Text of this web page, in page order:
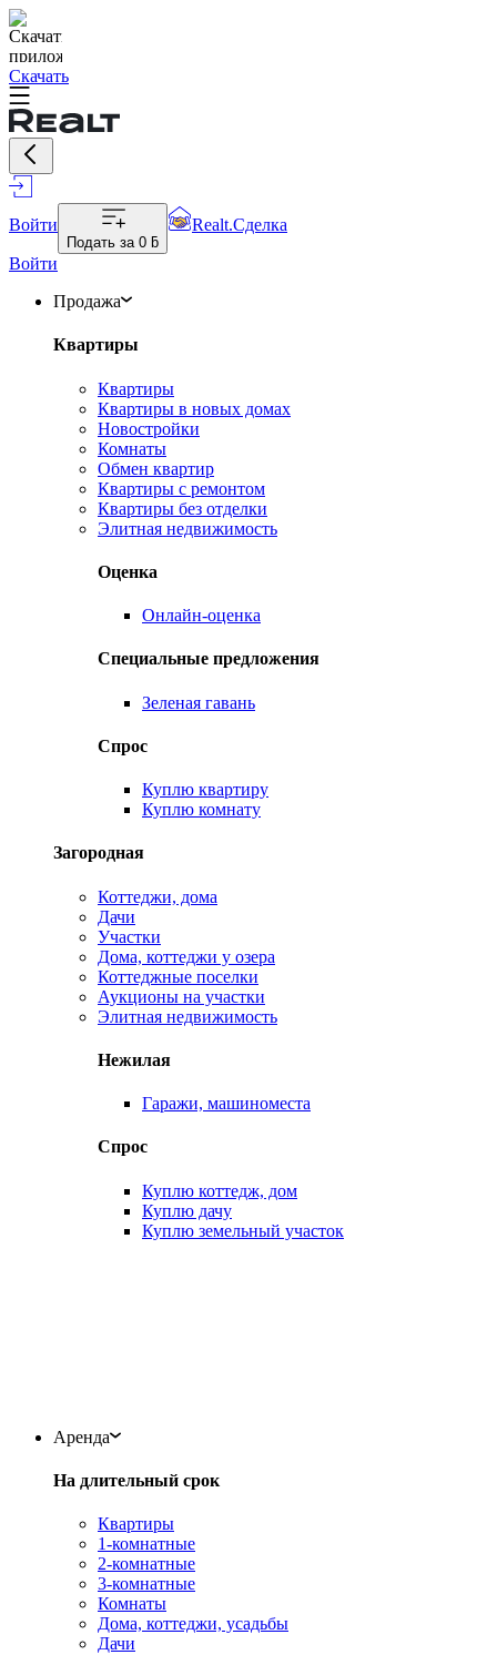
Скачать
Войти
Подать за 0 ƃ
Realt.Сделка
Войти
Продажа
Квартиры
Квартиры
Квартиры в новых домах
Новостройки
Комнаты
Обмен квартир
Квартиры с ремонтом
Квартиры без отделки
Элитная недвижимость
Оценка
Онлайн-оценка
Специальные предложения
Зеленая гавань
Спрос
Куплю квартиру
Куплю комнату
Загородная
Коттеджи, дома
Дачи
Участки
Дома, коттеджи у озера
Коттеджные поселки
Аукционы на участки
Элитная недвижимость
Нежилая
Гаражи, машиноместа
Спрос
Куплю коттедж, дом
Куплю дачу
Куплю земельный участок
Аренда
На длительный срок
Квартиры
1-комнатные
2-комнатные
3-комнатные
Комнаты
Дома, коттеджи, усадьбы
Дачи